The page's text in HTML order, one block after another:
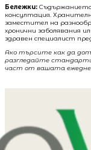
Бележки:
консултация.
заместител на
хронични заболявания
здравен специалист
Ако търсите как да
разгледайте
част от вашата